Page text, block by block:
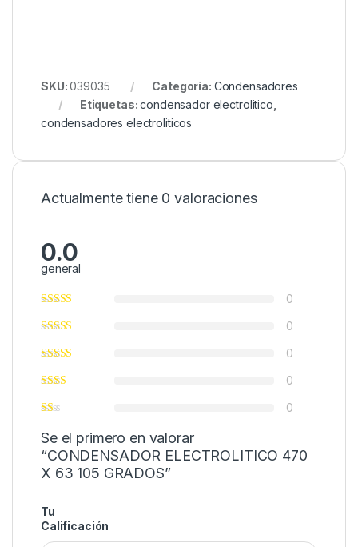
SKU:039035 Categoría: Condensadores
Etiquetas:condensador electrolitico
condensadores electroliticos
Actualmente tiene 0 valoraciones
0.0
general
0
0
0
0
0
Se el primero en valorar
“CONDENSADOR ELECTROLITICO 470
X 63 105 GRADOS”
Tu
Calificación